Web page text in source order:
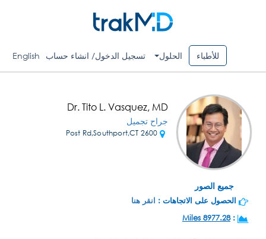
للأطباء الحلول تسجيل الدخول/ انشاء حساب English
جميع الصور
Dr. Tito L. Vasquez, MD
جراح تجميل
الحصول على الاتجاهات : انقر هنا
:
8977.28 Miles